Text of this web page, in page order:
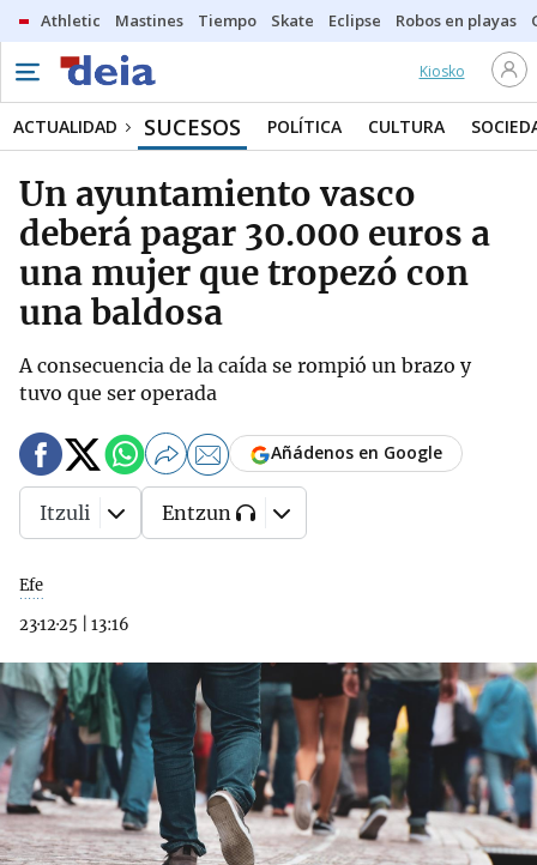
Athletic Mastines Tiempo Skate Eclipse Robos en playas
Kiosko
ACTUALIDAD SUCESOS POLÍTICA CULTURA
Un ayuntamiento vasco
deberá pagar 30.000 euros a
una mujer que tropezó con
una baldosa
A consecuencia de la caída se rompió un brazo y
tuvo que ser operada
Efe
23·12·25
13:16
Añádenos en Google
Itzuli Entzun